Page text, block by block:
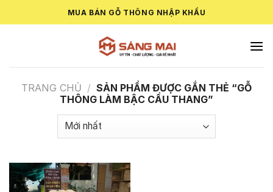
to
MUA BÁN GỖ THÔNG NHẬP KHẨU
TRANG CHỦ / SẢN PHẨM ĐƯỢC GẮN THẺ “GỖ
THÔNG LÀM BẬC CẦU THANG”